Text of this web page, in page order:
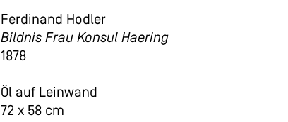
Ferdinand Hodler
Bildnis Frau Konsul Haering
1878
Öl auf Leinwand
72 x 58 cm